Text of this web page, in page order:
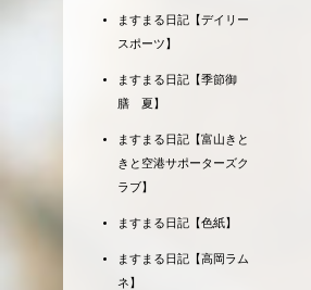
ますまる日記【デイリー
スポーツ】
ますまる日記【季節御
膳 夏】
ますまる日記【富山きと
きと空港サポーターズク
ラブ】
ますまる日記【色紙】
ますまる日記【高岡ラム
ネ】